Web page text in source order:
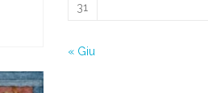
31
« Giu